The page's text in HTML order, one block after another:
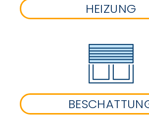
HEIZUNG